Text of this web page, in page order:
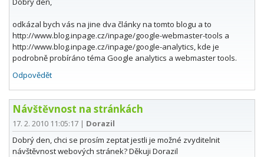
odkázal bych vás na jine dva články na tomto blogu a to
http://www.blog.inpage.cz/inpage/google-webmaster-tools a
http://www.blog.inpage.cz/inpage/google-analytics, kde je
podrobně probíráno téma Google analytics a webmaster tools.
Odpovědět
Návštěvnost na stránkách
17. 2. 2010 11:05:17 | Dorazil
Dobrý den, chci se prosím zeptat jestli je možné zvyditelnit
návštěvnost webových stránek? Děkuji Dorazil